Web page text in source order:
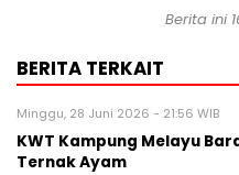
Berita ini
BERITA TERKAIT
Minggu, 28 Juni 2026 - 21:56 WIB
KWT Kampung Melayu
Ternak Ayam